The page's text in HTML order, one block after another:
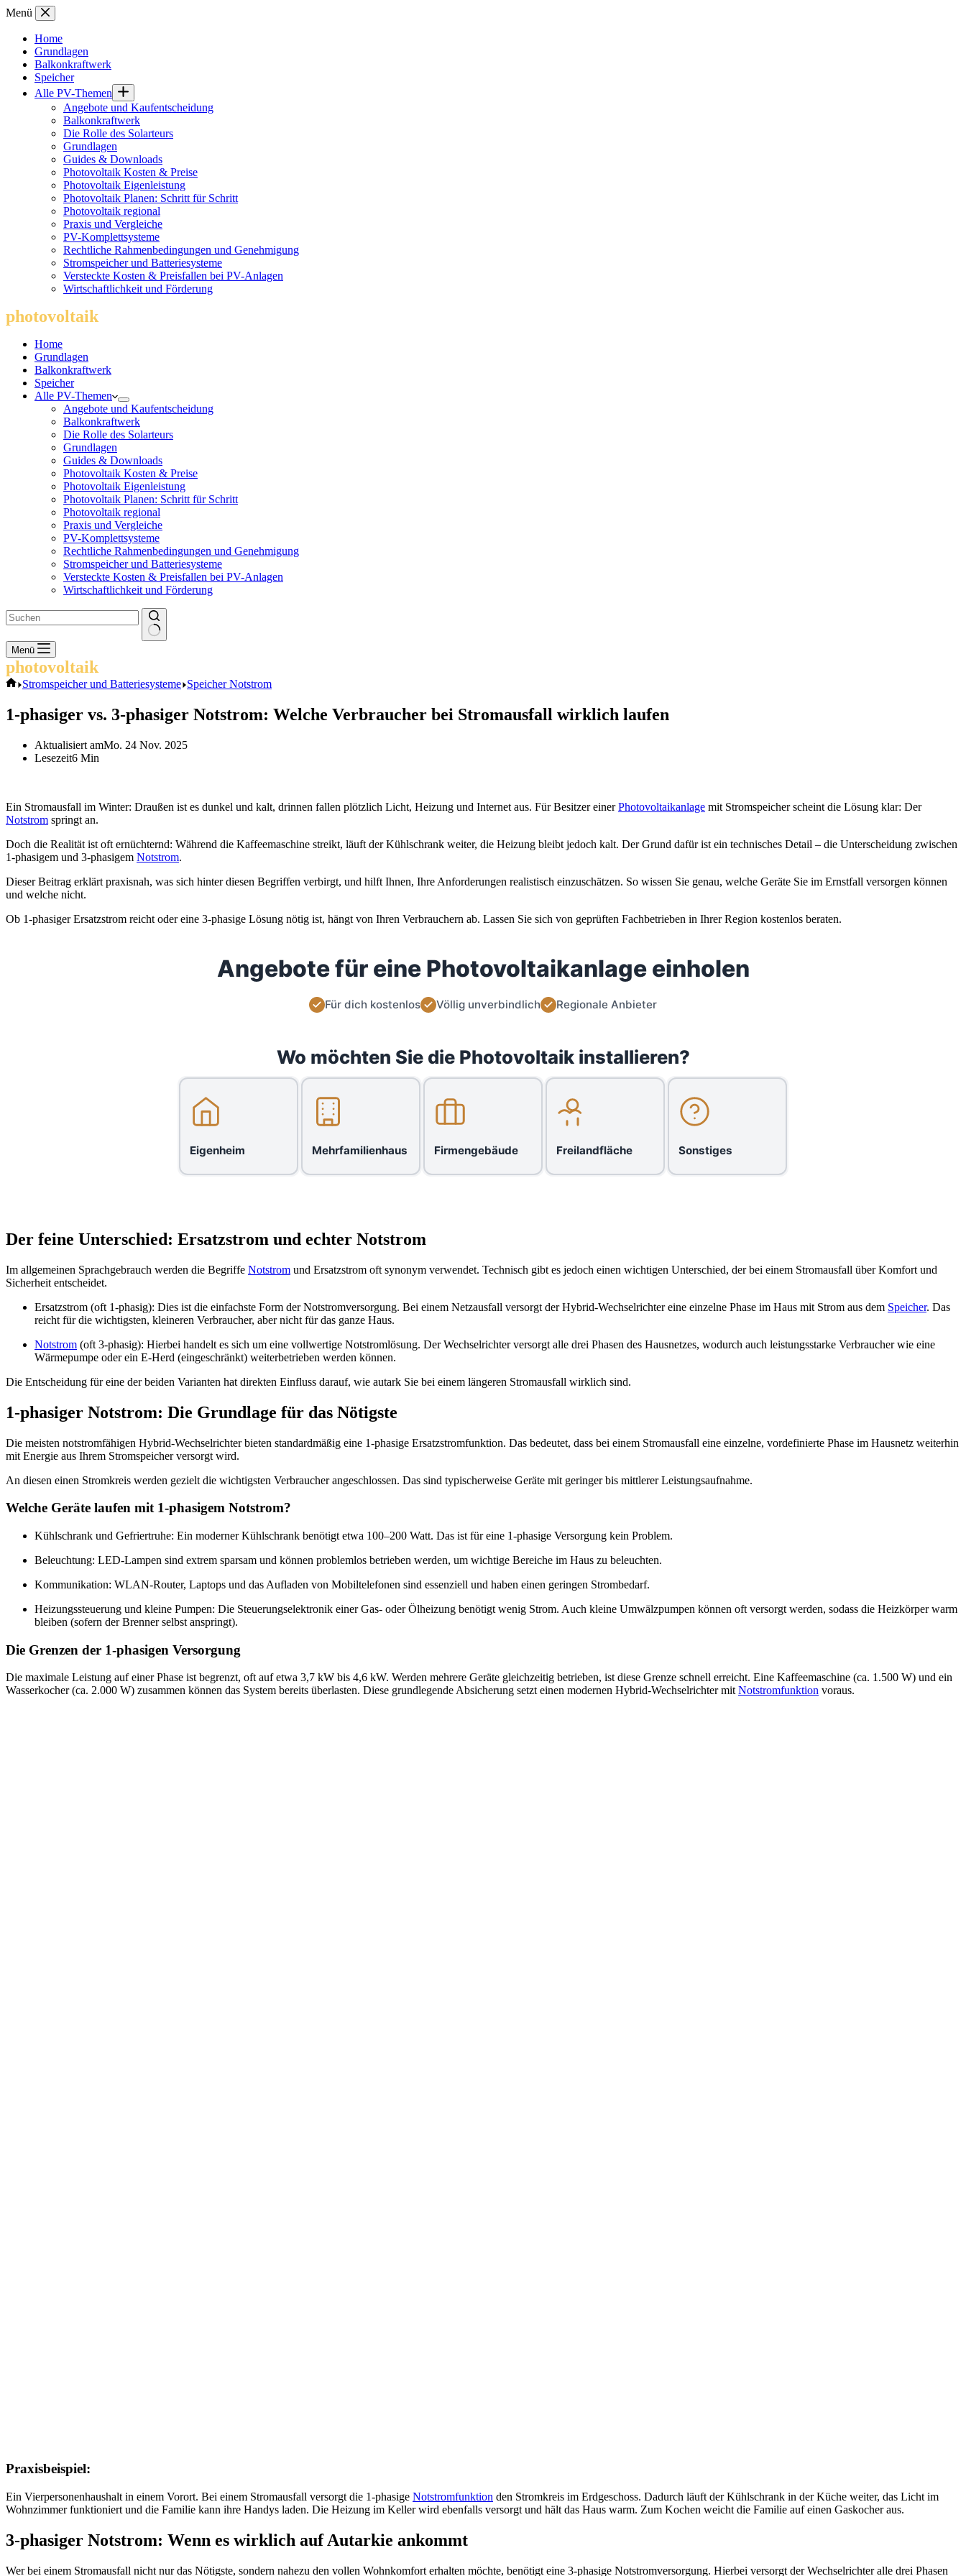
Zum
springen
Menü
Home
Grundlagen
Balkonkraftwerk
Speicher
Alle PV-Themen
Angebote und Kaufentscheidung
Balkonkraftwerk
Die Rolle des Solarteurs
Grundlagen
Guides & Downloads
Photovoltaik Kosten & Preise
Photovoltaik Eigenleistung
Photovoltaik Planen: Schritt für Schritt
Photovoltaik regional
Praxis und Vergleiche
PV-Komplettsysteme
Rechtliche Rahmenbedingungen und Genehmigung
Stromspeicher und Batteriesysteme
Versteckte Kosten & Preisfallen bei PV-Anlagen
Wirtschaftlichkeit und Förderung
photovoltaik
Home
Grundlagen
Balkonkraftwerk
Speicher
Alle PV-Themen
Angebote und Kaufentscheidung
Balkonkraftwerk
Die Rolle des Solarteurs
Grundlagen
Guides & Downloads
Photovoltaik Kosten & Preise
Photovoltaik Eigenleistung
Photovoltaik Planen: Schritt für Schritt
Photovoltaik regional
Praxis und Vergleiche
PV-Komplettsysteme
Rechtliche Rahmenbedingungen und Genehmigung
Stromspeicher und Batteriesysteme
Versteckte Kosten & Preisfallen bei PV-Anlagen
Wirtschaftlichkeit und Förderung
Keine
Ergebnisse
Menü
photovoltaik
Start
Stromspeicher und Batteriesysteme Speicher Notstrom
1-phasiger vs. 3-phasiger Notstrom: Welche Verbraucher bei Stromausfall wirklich laufen
Aktualisiert amMo. 24 Nov. 2025
Lesezeit6 Min
Ein Stromausfall im Winter: Draußen ist es dunkel und kalt, drinnen fallen plötzlich Licht, Heizung und Internet aus. Für Besitzer einerPhotovoltaikanlage mit Stromspeicher scheint die Lösung klar: Der
Notstrom springt an.
Doch die Realität ist oft ernüchternd: Während die Kaffeemaschine streikt, läuft der Kühlschrank weiter, die Heizung bleibt jedoch kalt. Der Grund dafür ist ein technisches Detail – die Unterscheidung zwischen
1-phasigem und 3-phasigem Notstrom.
Dieser Beitrag erklärt praxisnah, was sich hinter diesen Begriffen verbirgt, und hilft Ihnen, Ihre Anforderungen realistisch einzuschätzen. So wissen Sie genau, welche Geräte Sie im Ernstfall versorgen können
und welche nicht.
Ob 1-phasiger Ersatzstrom reicht oder eine 3-phasige Lösung nötig ist, hängt von Ihren Verbrauchern ab. Lassen Sie sich von geprüften Fachbetrieben in Ihrer Region kostenlos beraten.
Angebote für eine Photovoltaikanlage einholen
Für dich kostenlos Völlig unverbindlich Regionale Anbieter
Wo möchten Sie die Photovoltaik installieren?
Eigenheim Mehrfamilienhaus Firmengebäude Freilandfläche Sonstiges
Der feine Unterschied: Ersatzstrom und echter Notstrom
Im allgemeinen Sprachgebrauch werden die Begriffe Notstrom und Ersatzstrom oft synonym verwendet. Technisch gibt es jedoch einen wichtigen Unterschied, der bei einem Stromausfall über Komfort und
Sicherheit entscheidet.
Ersatzstrom (oft 1-phasig): Dies ist die einfachste Form der Notstromversorgung. Bei einem Netzausfall versorgt der Hybrid-Wechselrichter eine einzelne Phase im Haus mit Strom aus dem Speicher. Das
reicht für die wichtigsten, kleineren Verbraucher, aber nicht für das ganze Haus.
Notstrom (oft 3-phasig): Hierbei handelt es sich um eine vollwertige Notstromlösung. Der Wechselrichter versorgt alle drei Phasen des Hausnetzes, wodurch auch leistungsstarke Verbraucher wie eine
Wärmepumpe oder ein E-Herd (eingeschränkt) weiterbetrieben werden können.
Die Entscheidung für eine der beiden Varianten hat direkten Einfluss darauf, wie autark Sie bei einem längeren Stromausfall wirklich sind.
1-phasiger Notstrom: Die Grundlage für das Nötigste
Die meisten notstromfähigen Hybrid-Wechselrichter bieten standardmäßig eine 1-phasige Ersatzstromfunktion. Das bedeutet, dass bei einem Stromausfall eine einzelne, vordefinierte Phase im Hausnetz weiterhin
mit Energie aus Ihrem Stromspeicher versorgt wird.
An diesen einen Stromkreis werden gezielt die wichtigsten Verbraucher angeschlossen. Das sind typischerweise Geräte mit geringer bis mittlerer Leistungsaufnahme.
Welche Geräte laufen mit 1-phasigem Notstrom?
Kühlschrank und Gefriertruhe: Ein moderner Kühlschrank benötigt etwa 100–200 Watt. Das ist für eine 1-phasige Versorgung kein Problem.
Beleuchtung: LED-Lampen sind extrem sparsam und können problemlos betrieben werden, um wichtige Bereiche im Haus zu beleuchten.
Kommunikation: WLAN-Router, Laptops und das Aufladen von Mobiltelefonen sind essenziell und haben einen geringen Strombedarf.
Heizungssteuerung und kleine Pumpen: Die Steuerungselektronik einer Gas- oder Ölheizung benötigt wenig Strom. Auch kleine Umwälzpumpen können oft versorgt werden, sodass die Heizkörper warm
bleiben (sofern der Brenner selbst anspringt).
Die Grenzen der 1-phasigen Versorgung
Die maximale Leistung auf einer Phase ist begrenzt, oft auf etwa 3,7 kW bis 4,6 kW. Werden mehrere Geräte gleichzeitig betrieben, ist diese Grenze schnell erreicht. Eine Kaffeemaschine (ca. 1.500 W) und ein
Wasserkocher (ca. 2.000 W) zusammen können das System bereits überlasten. Diese grundlegende Absicherung setzt einen modernen Hybrid-Wechselrichter mitNotstromfunktion voraus.
Praxisbeispiel:
Ein Vierpersonenhaushalt in einem Vorort. Bei einem Stromausfall versorgt die 1-phasige Notstromfunktion den Stromkreis im Erdgeschoss. Dadurch läuft der Kühlschrank in der Küche weiter, das Licht im
Wohnzimmer funktioniert und die Familie kann ihre Handys laden. Die Heizung im Keller wird ebenfalls versorgt und hält das Haus warm. Zum Kochen weicht die Familie auf einen Gaskocher aus.
3-phasiger Notstrom: Wenn es wirklich auf Autarkie ankommt
Wer bei einem Stromausfall nicht nur das Nötigste, sondern nahezu den vollen Wohnkomfort erhalten möchte, benötigt eine 3-phasige Notstromversorgung. Hierbei versorgt der Wechselrichter alle drei Phasen